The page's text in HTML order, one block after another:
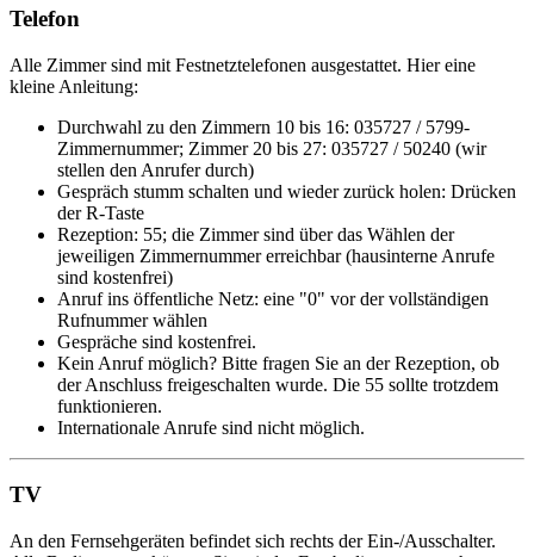
Telefon
Alle Zimmer sind mit Festnetztelefonen ausgestattet. Hier eine
kleine Anleitung:
Durchwahl zu den Zimmern 10 bis 16: 035727 / 5799-
Zimmernummer; Zimmer 20 bis 27: 035727 / 50240 (wir
stellen den Anrufer durch)
Gespräch stumm schalten und wieder zurück holen: Drücken
der R-Taste
Rezeption: 55; die Zimmer sind über das Wählen der
jeweiligen Zimmernummer erreichbar (hausinterne Anrufe
sind kostenfrei)
Anruf ins öffentliche Netz: eine "0" vor der vollständigen
Rufnummer wählen
Gespräche sind kostenfrei.
Kein Anruf möglich? Bitte fragen Sie an der Rezeption, ob
der Anschluss freigeschalten wurde. Die 55 sollte trotzdem
funktionieren.
Internationale Anrufe sind nicht möglich.
TV
An den Fernsehgeräten befindet sich rechts der Ein-/Ausschalter.